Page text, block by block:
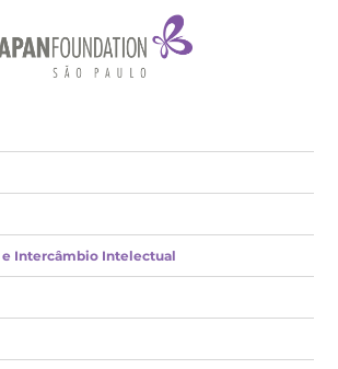
e Intercâmbio Intelectual